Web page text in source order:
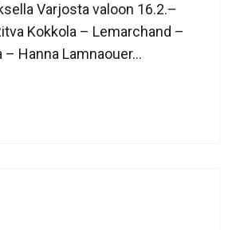
Varjosta valoon 16.2.–
Kokkola – Lemarchand –
– Hanna Lamnaouer...